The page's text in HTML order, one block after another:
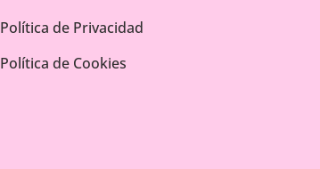
Política de Privacidad
Política de Cookies